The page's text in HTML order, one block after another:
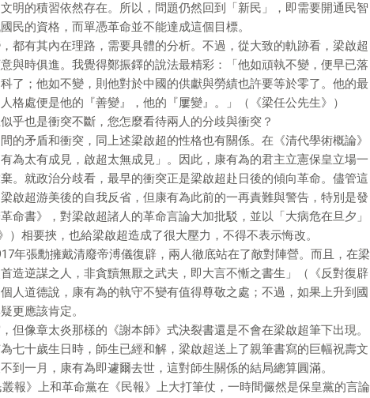
明的積習依然存在。所以，問題仍然回到「新民」，即需要開通民智
民的資格，而單憑革命並不能達成這個目標。
都有其內在理路，需要具體的分析。不過，從大致的軌跡看，梁啟超
與時俱進。我覺得鄭振鐸的說法最精彩：「他如頑執不變，便早已落
了；他如不變，則他對於中國的供獻與勞績也許要等於零了。他的最
格處便是他的『善變』，他的『屢變』。」（《梁任公先生》）
乎也是衝突不斷，您怎麼看待兩人的分歧與衝突？
的矛盾和衝突，同上述梁啟超的性格也有關係。在《清代學術概論》
為太有成見，啟超太無成見」。因此，康有為的君主立憲保皇立場一
。就政治分歧看，最早的衝突正是梁啟超赴日後的傾向革命。儘管這
啟超游美後的自我反省，但康有為此前的一再責難與警告，特別是發
命書》，對梁啟超諸人的革命言論大加批駁，並以「大病危在旦夕」
）相要挾，也給梁啟超造成了很大壓力，不得不表示悔改。
年張勳擁戴清廢帝溥儀復辟，兩人徹底站在了敵對陣營。而且，在梁
造逆謀之人，非貪黷無厭之武夫，即大言不慚之書生」（《反對復辟
人道德說，康有為的執守不變有值得尊敬之處；不過，如果上升到國
更應該肯定。
但像章太炎那樣的《謝本師》式決裂書還是不會在梁啟超筆下出現。
七十歲生日時，師生已經和解，梁啟超送上了親筆書寫的巨幅祝壽文
到一月，康有為即遽爾去世，這對師生關係的結局總算圓滿。
報》上和革命黨在《民報》上大打筆仗，一時間儼然是保皇黨的言論